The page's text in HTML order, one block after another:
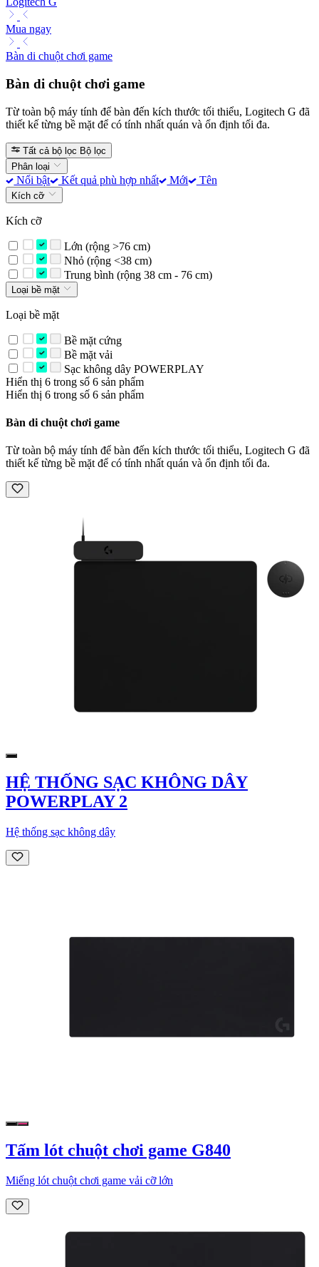
Mua ngay
Bàn di chuột chơi game
Bàn di chuột chơi game
Từ toàn bộ máy tính để bàn đến kích thước tối thiểu, Logitech G đã
thiết kế từng bề mặt để có tính nhất quán và ổn định tối đa.
Tất cả bộ lọc Bộ lọc
Phân loại
Nổi bật Kết quả phù hợp nhất Mới Tên
Kích cỡ
Kích cỡ
Lớn (rộng >76 cm)
Nhỏ (rộng <38 cm)
Trung bình (rộng 38 cm - 76 cm)
Loại bề mặt
Loại bề mặt
Bề mặt cứng
Bề mặt vải
Sạc không dây POWERPLAY
Hiển thị 6 trong số 6 sản phẩm
Hiển thị 6 trong số 6 sản phẩm
Bàn di chuột chơi game
Từ toàn bộ máy tính để bàn đến kích thước tối thiểu, Logitech G đã
thiết kế từng bề mặt để có tính nhất quán và ổn định tối đa.
HỆ THỐNG SẠC KHÔNG DÂY
POWERPLAY 2
Hệ thống sạc không dây
Tấm lót chuột chơi game G840
Miếng lót chuột chơi game vải cỡ lớn